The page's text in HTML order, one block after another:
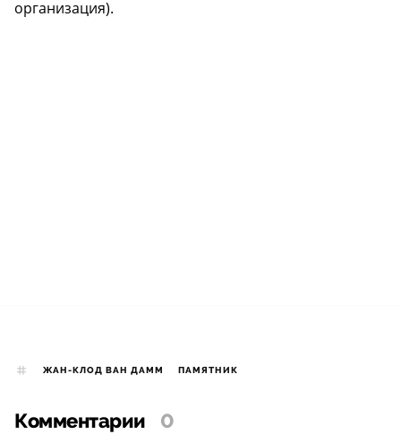
организация).
ЖАН-КЛОД ВАН ДАММ ПАМЯТНИК
Комментарии 0